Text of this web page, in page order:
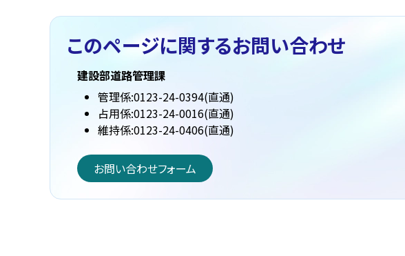
このページに関するお問い合わせ
建設部道路管理課
管理係:0123-24-0394(直通)
占用係:0123-24-0016(直通)
維持係:0123-24-0406(直通)
お問い合わせフォーム